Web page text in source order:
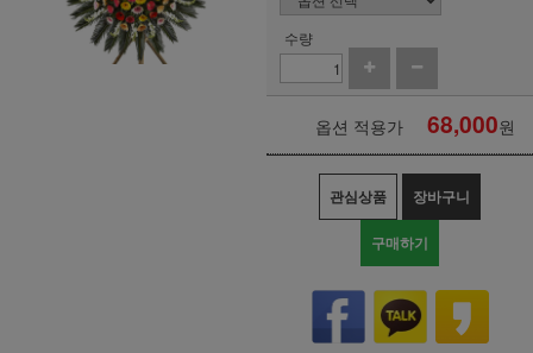
수량
옵션 적용가 68,000원
관심상품 장바구니
구매하기